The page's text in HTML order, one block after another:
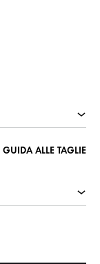
GUIDA ALLE TAGLIE